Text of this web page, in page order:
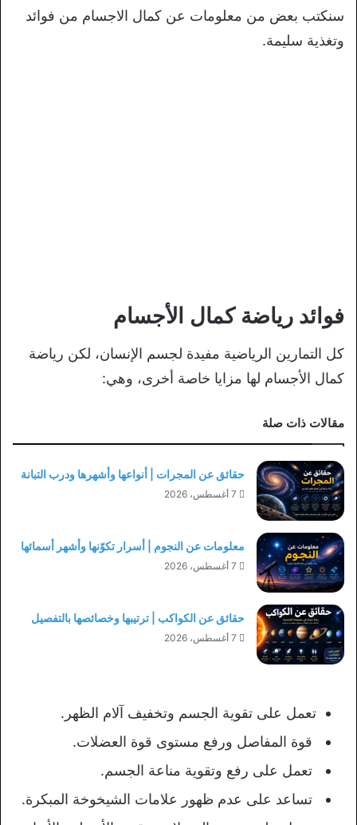
سنكتب بعض من معلومات عن كمال الاجسام من فوائد
وتغذية سليمة.
فوائد رياضة كمال الأجسام
كل التمارين الرياضية مفيدة لجسم الإنسان، لكن رياضة
كمال الأجسام لها مزايا خاصة أخرى، وهي:
مقالات ذات صلة
حقائق عن المجرات | أنواعها وأشهرها ودرب التبانة
7 أغسطس، 2026
معلومات عن النجوم | أسرار تكوّنها وأشهر أسمائها
7 أغسطس، 2026
حقائق عن الكواكب | ترتيبها وخصائصها بالتفصيل
7 أغسطس، 2026
تعمل على تقوية الجسم وتخفيف آلام الظهر.
قوة المفاصل ورفع مستوى قوة العضلات.
تعمل على رفع وتقوية مناعة الجسم.
تساعد على عدم ظهور علامات الشيخوخة المبكرة.